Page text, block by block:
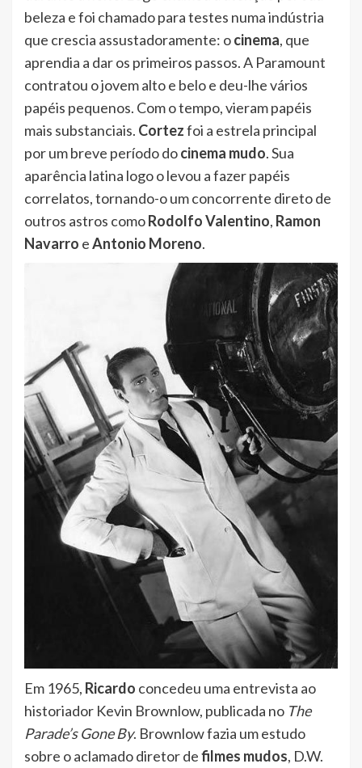
beleza e foi chamado para testes numa indústria
que crescia assustadoramente: ocinema, que
aprendia a dar os primeiros passos. A Paramount
contratou o jovem alto e belo e deu-lhe vários
papéis pequenos. Com o tempo, vieram papéis
mais substanciais. Cortezfoi a estrela principal
por um breve período docinema mudo. Sua
aparência latina logo o levou a fazer papéis
correlatos, tornando-o um concorrente direto de
outros astros comoRodolfo Valentino, Ramon
Navarro eAntonio Moreno.
Em 1965, Ricardo concedeu uma entrevista ao
historiador Kevin Brownlow, publicada no The
Parade’s Gone By. Brownlow fazia um estudo
sobre o aclamado diretor defilmes mudos, D.W.